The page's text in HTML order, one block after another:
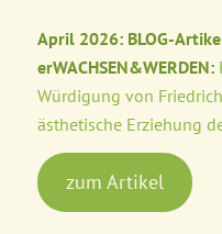
April 2026: BLOG-
erWACHSEN&WERDEN:
Würdigung von
ästhetische Erziehung
zum Artikel